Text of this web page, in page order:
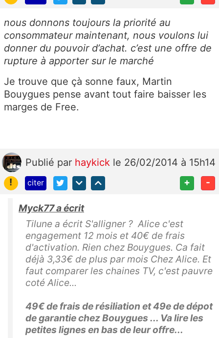
nous donnons toujours la priorité au
consommateur maintenant, nous voulons lui
donner du pouvoir d’achat. c’est une offre de
rupture à apporter sur le marché
Je trouve que çà sonne faux, Martin
Bouygues pense avant tout faire baisser les
marges de Free.
Publié par haykick le 26/02/2014 à 15h14
!
citer + -
Myck77 a écrit
Tilune a écrit S'alligner ? Alice c'est
engagement 12 mois et 40€ de frais
d'activation. Rien chez Bouygues. Ca fait
déjà 3,33€ de plus par mois Chez Alice. Et
faut comparer les chaines TV, c'est pauvre
coté Alice...
49€ de frais de résiliation et 49e de dépot
de garantie chez Bouygues ... Va lire les
petites lignes en bas de leur offre...